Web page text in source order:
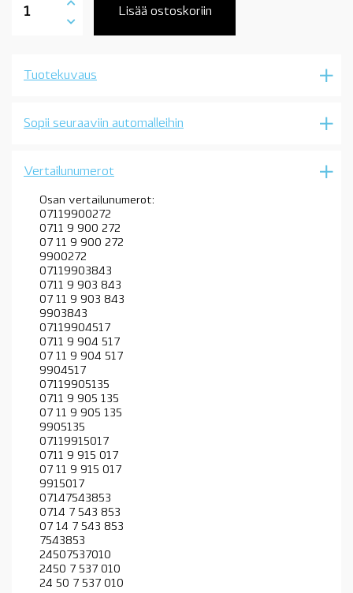
BMW
määrä
Lisää ostoskoriin
Tuotekuvaus
Sopii seuraaviin automalleihin
Vertailunumerot
Osan vertailunumerot:
07119900272
0711 9 900 272
07 11 9 900 272
9900272
07119903843
0711 9 903 843
07 11 9 903 843
9903843
07119904517
0711 9 904 517
07 11 9 904 517
9904517
07119905135
0711 9 905 135
07 11 9 905 135
9905135
07119915017
0711 9 915 017
07 11 9 915 017
9915017
07147543853
0714 7 543 853
07 14 7 543 853
7543853
24507537010
2450 7 537 010
24 50 7 537 010